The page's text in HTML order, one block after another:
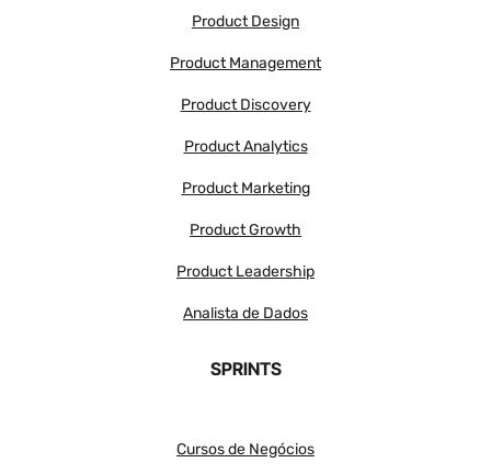
Product Design
Product Management
Product Discovery
Product Analytics
Product Marketing
Product Growth
Product Leadership
Analista de Dados
SPRINTS
Cursos de Negócios